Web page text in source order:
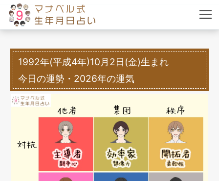
1992年(平成4年)10月2日(金)生まれ
今日の運勢・2026年の運気